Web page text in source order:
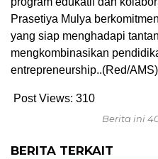
Prasetiya Mulya
yang siap menghadapi
mengkombinasikan
entrepreneurship..(Red/
Post Views: 310
Berita ini
BERITA TERKAIT